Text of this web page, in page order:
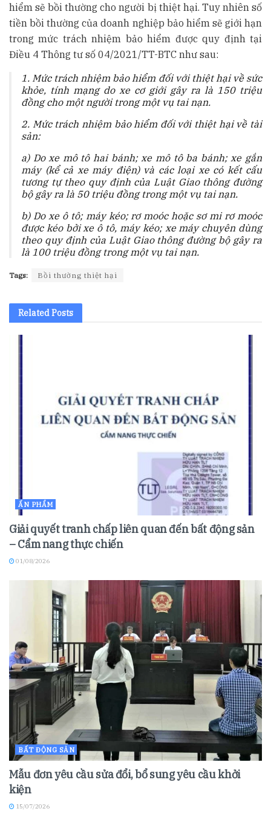
hiểm sẽ bồi thường cho người bị thiệt hại. Tuy nhiên số
tiền bồi thường của doanh nghiệp bảo hiểm sẽ giới hạn
trong mức trách nhiệm bảo hiểm được quy định tại
Điều 4 Thông tư số 04/2021/TT-BTC như sau:
1. Mức trách nhiệm bảo hiểm đối với thiệt hại về sức
khỏe, tính mạng do xe cơ giới gây ra là 150 triệu
đồng cho một người trong một vụ tai nạn.
2. Mức trách nhiệm bảo hiểm đối với thiệt hại về tài
sản:
a) Do xe mô tô hai bánh; xe mô tô ba bánh; xe gắn
máy (kể cả xe máy điện) và các loại xe có kết cấu
tương tự theo quy định của Luật Giao thông đường
bộ gây ra là 50 triệu đồng trong một vụ tai nạn.
b) Do xe ô tô; máy kéo; rơ moóc hoặc sơ mi rơ moóc
được kéo bởi xe ô tô, máy kéo; xe máy chuyên dùng
theo quy định của Luật Giao thông đường bộ gây ra
là 100 triệu đồng trong một vụ tai nạn.
Tags: Bồi thường thiệt hại
RelatedPosts
ẤN PHẨM
Giải quyết tranh chấp liên quan đến bất động sản
– Cẩm nang thực chiến
01/08/2026
BẤT ĐỘNG SẢN
Mẫu đơn yêu cầu sửa đổi, bổ sung yêu cầu khởi
kiện
15/07/2026